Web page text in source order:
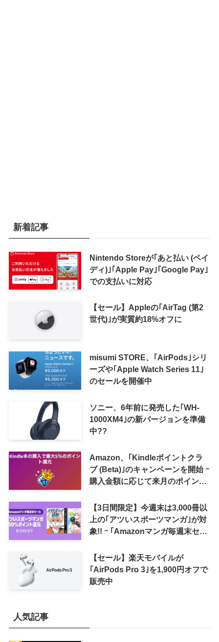
新着記事
Nintendo Storeが｢あと払い (ペイ
ディ)｣｢Apple Pay｣｢Google Pay｣
での支払いに対応
【セール】Appleの｢AirTag (第2
世代)｣が実質約18%オフに
misumi STORE、｢AirPods｣シリ
ーズや｢Apple Watch Series 11｣
のセールを開催中
ソニー、6年前に発売した｢WH-
1000XM4｣の新バージョンを準備
中??
Amazon、｢Kindleポイントクラ
ブ (Beta)｣のキャンペーンを開始 ｰ
購入金額に応じて来月のポイント
【3日間限定】今週末は3,000冊以
上の｢アツいスポーツマンガ｣が対
象!! ｰ ｢Amazonマンガ毎週末セー
【セール】楽天モバイルが
｢AirPods Pro 3｣を1,900円オフで
販売中
人気記事